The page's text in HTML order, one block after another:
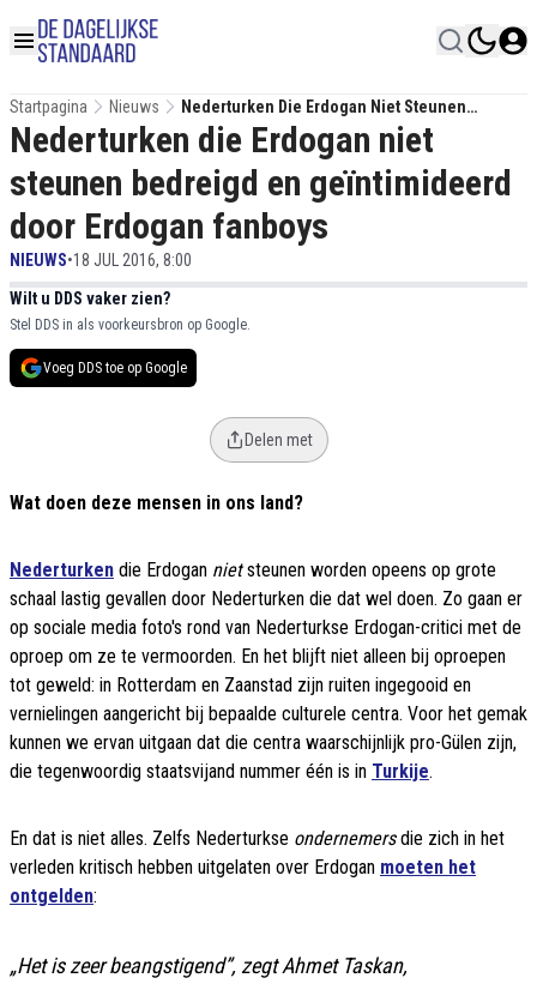
Startpagina Nieuws
Nederturken Die Erdogan Niet Steunen
Bedreigd En Geïntimideerd Door Erdogan
Fanboys
Nederturken die Erdogan niet
steunen bedreigd en geïntimideerd
door Erdogan fanboys
NIEUWS•18 JUL 2016, 8:00
Wilt u DDS vaker zien?
Stel DDS in als voorkeursbron op Google.
Voeg DDS toe op Google
Delen met
Wat doen deze mensen in ons land?
Nederturken die Erdogan nietsteunen worden opeens op grote
schaal lastig gevallen door Nederturken die dat wel doen. Zo gaan er
op sociale media foto's rond van Nederturkse Erdogan-critici met de
oproep om ze te vermoorden. En het blijft niet alleen bij oproepen
tot geweld: in Rotterdam en Zaanstad zijn ruiten ingegooid en
vernielingen aangericht bij bepaalde culturele centra. Voor het gemak
kunnen we ervan uitgaan dat die centra waarschijnlijk pro-Gülen zijn,
die tegenwoordig staatsvijand nummer één is in Turkije.
En dat is niet alles. Zelfs Nederturkse ondernemersdie zich in het
verleden kritisch hebben uitgelaten over Erdogan moeten het
ontgelden:
„Het is zeer beangstigend”, zegt Ahmet Taskan,